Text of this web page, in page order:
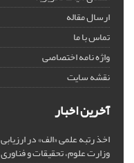
ارسال مقاله
تماس با ما
واژه نامه اختصاصی
نقشه سایت
آخرین اخبار
وزارت علوم، تحقیقات و فناوری